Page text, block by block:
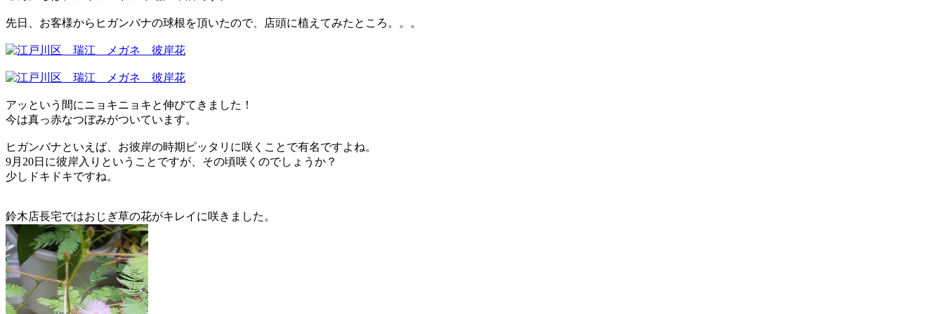
先日、お客様からヒガンバナの球根を頂いたので、店頭に植えてみたところ。。。
アッという間にニョキニョキと伸びてきました！
今は真っ赤なつぼみがついています。
ヒガンバナといえば、お彼岸の時期ピッタリに咲くことで有名ですよね。
9月20日に彼岸入りということですが、その頃咲くのでしょうか？
少しドキドキですね。
鈴木店長宅ではおじぎ草の花がキレイに咲きました。